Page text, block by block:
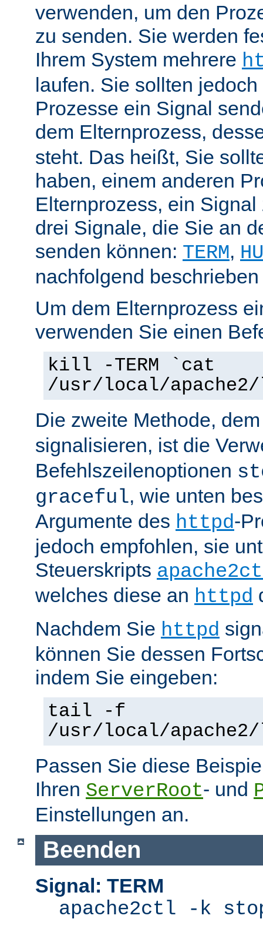
verwenden, um den
zu senden. Sie werden
Ihrem System mehrere
laufen. Sie sollten
Prozesse ein Signal
dem Elternprozess,
steht. Das heißt, Sie
haben, einem anderen
Elternprozess, ein
drei Signale, die Sie an
senden können: TERM,
nachfolgend
Um dem Elternprozess
verwenden Sie einen
kill -TERM `cat
/usr/local/
Die zweite Methode,
signalisieren, ist die
Befehlszeilenoptionen
graceful, wie unten
Argumente des httpd-
jedoch empfohlen, sie
Steuerskripts
welches diese an httpd
Nachdem Sie httpd
können Sie dessen
indem Sie eingeben:
tail -f
/usr/local/
Passen Sie diese
Ihren ServerRoot- und
Einstellungen an.
Beenden
Signal: TERM
apache2ctl -k